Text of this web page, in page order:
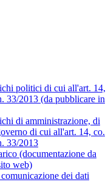
politici di cui all'art. 14,
33/2013 (da pubblicare in
di amministrazione, di
di cui all'art. 14, co.
33/2013
(documentazione da
web)
dei dati